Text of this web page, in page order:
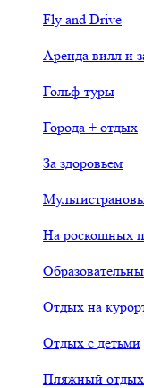
Fly and Drive
Аренда вилл и
Гольф-туры
Города + отдых
За здоровьем
На роскошных
Отдых на
Отдых с детьми
Пляжный отдых